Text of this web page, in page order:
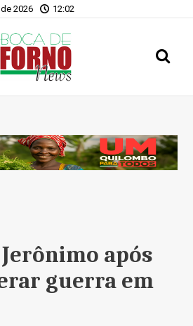
2026 12:02
após
guerra em